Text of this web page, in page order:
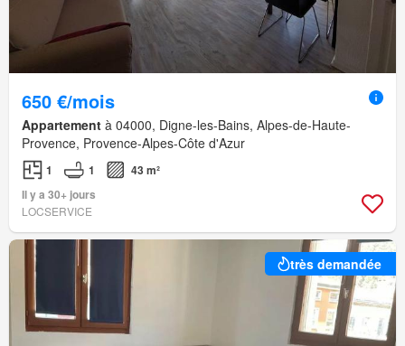
650 €/mois
Appartement à 04000, Digne-les-Bains, Alpes-de-Haute-
Provence, Provence-Alpes-Côte d'Azur
1 1
43 m²
Il y a 30+ jours
LOCSERVICE
très demandée